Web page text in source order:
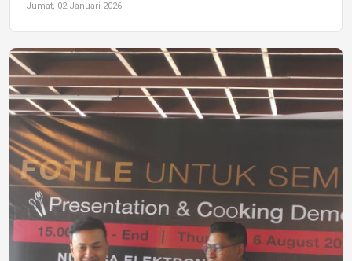
Jumat, 02 Januari 2026